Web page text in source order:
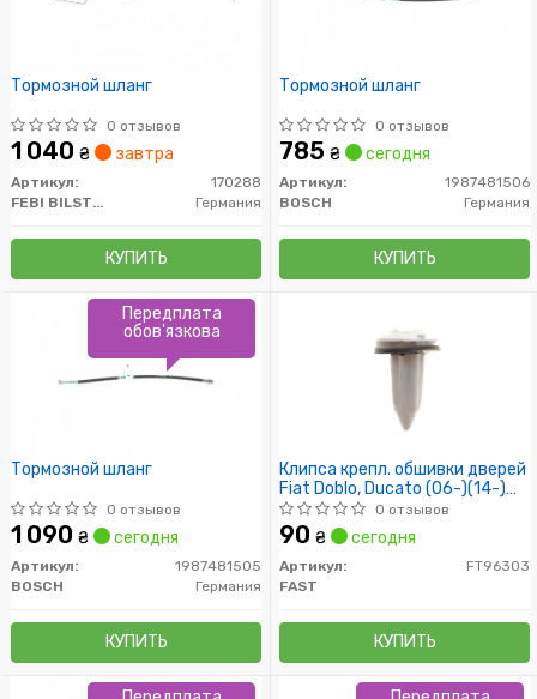
Тормозной шланг
0 отзывов
1 040 ₴ завтра
Артикул:
170288
FEBI BILSTEIN
Германия
КУПИТЬ
Тормозной шланг
0 отзывов
785 ₴ сегодня
Артикул:
1987481506
BOSCH
Германия
КУПИТЬ
Тормозной шланг
0 отзывов
1 090 ₴ сегодня
Артикул:
1987481505
BOSCH
Германия
КУПИТЬ
Передплата
обов'язкова
Клипса крепл. обшивки дверей
Fiat Doblo, Ducato (06-)(14-)
(FT96303) Fast0 отзывов
90 ₴ сегодня
Артикул:
FT96303
FAST
КУПИТЬ